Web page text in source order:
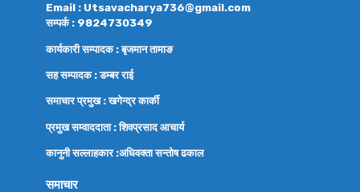
Email : Utsavacharya736@gmail.com
सम्पर्क : 9824730349
कार्यकारी सम्पादक : बृजमान तामाङ
सह सम्पादक : डम्बर राई
समाचार प्रमुख : खगेन्द्र कार्की
प्रमुख सम्वाददाता : शिवप्रसाद आचार्य
कानुनी सल्लाहकार :अधिवक्तासन्तोष ढकाल
समाचार